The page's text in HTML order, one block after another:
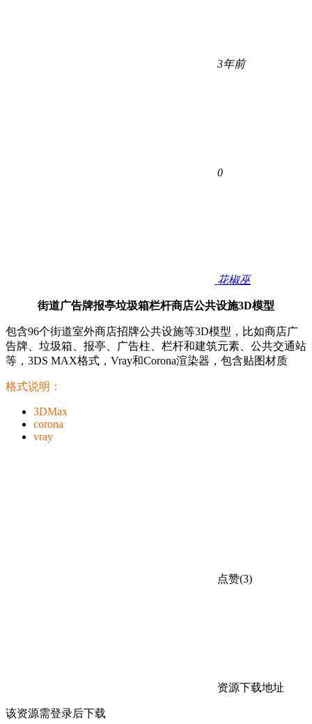
3年前
0
花椒巫
街道广告牌报亭垃圾箱栏杆商店公共设施3D模型
包含96个街道室外商店招牌公共设施等3D模型，比如商店广
告牌、垃圾箱、报亭、广告柱、栏杆和建筑元素、公共交通站
等，3DS MAX格式，Vray和Corona渲染器，包含贴图材质
格式说明：
3DMax
corona
vray
点赞(3)
资源下载地址
该资源需登录后下载